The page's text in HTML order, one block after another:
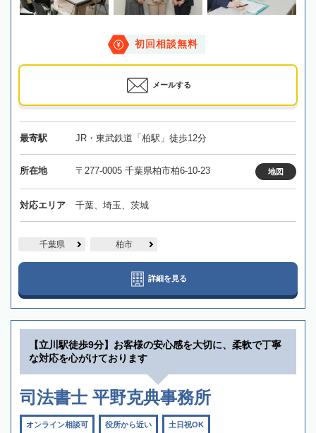
初回相談無料
メールする
最寄駅 JR・東武鉄道「柏駅」徒歩12分
所在地 〒277-0005 千葉県柏市柏6-10-23 地図
対応エリア 千葉、埼玉、茨城
千葉県 柏市
詳細を見る
【立川駅徒歩9分】お客様の安心感を大切に、柔軟で丁寧
な対応を心がけております
司法書士 平野克典事務所
オンライン相談可 役所から近い 土日祝OK